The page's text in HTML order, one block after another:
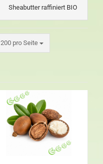
Sheabutter raffiniert BIO
200 pro Seite